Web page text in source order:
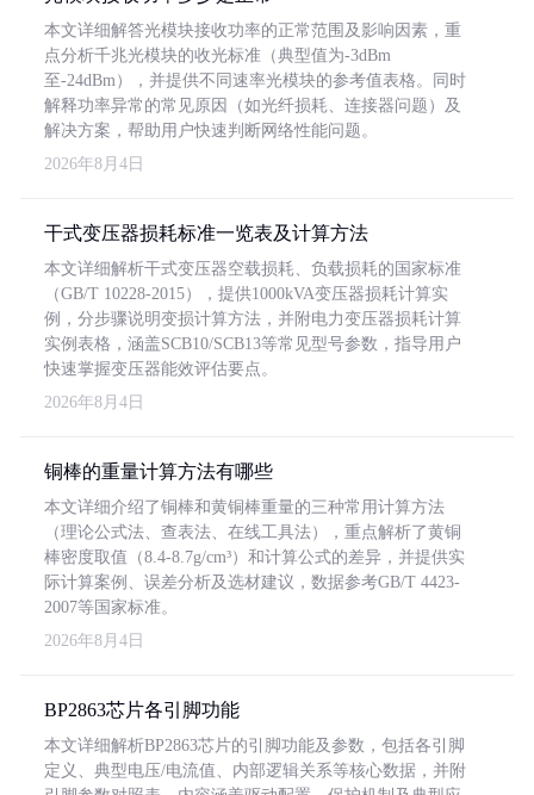
本文详细解答光模块接收功率的正常范围及影响因素，重
点分析千兆光模块的收光标准（典型值为-3dBm
至-24dBm），并提供不同速率光模块的参考值表格。同时
解释功率异常的常见原因（如光纤损耗、连接器问题）及
解决方案，帮助用户快速判断网络性能问题。
2026年8月4日
干式变压器损耗标准一览表及计算方法
本文详细解析干式变压器空载损耗、负载损耗的国家标准
（GB/T 10228-2015），提供1000kVA变压器损耗计算实
例，分步骤说明变损计算方法，并附电力变压器损耗计算
实例表格，涵盖SCB10/SCB13等常见型号参数，指导用户
快速掌握变压器能效评估要点。
2026年8月4日
铜棒的重量计算方法有哪些
本文详细介绍了铜棒和黄铜棒重量的三种常用计算方法
（理论公式法、查表法、在线工具法），重点解析了黄铜
棒密度取值（8.4-8.7g/cm³）和计算公式的差异，并提供实
际计算案例、误差分析及选材建议，数据参考GB/T 4423-
2007等国家标准。
2026年8月4日
BP2863芯片各引脚功能
本文详细解析BP2863芯片的引脚功能及参数，包括各引脚
定义、典型电压/电流值、内部逻辑关系等核心数据，并附